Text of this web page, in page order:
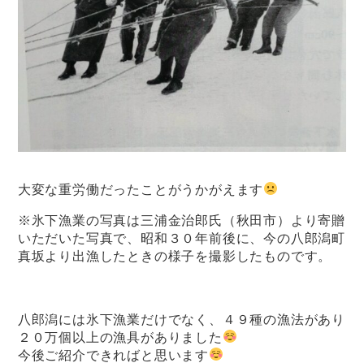
大変な重労働だったことがうかがえます
※氷下漁業の写真は三浦金治郎氏（秋田市）より寄贈
いただいた写真で、昭和３０年前後に、今の八郎潟町
真坂より出漁したときの様子を撮影したものです。
八郎潟には氷下漁業だけでなく、４９種の漁法があり
２０万個以上の漁具がありました
今後ご紹介できればと思います